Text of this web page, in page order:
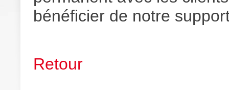
bénéficier de notre
Retour